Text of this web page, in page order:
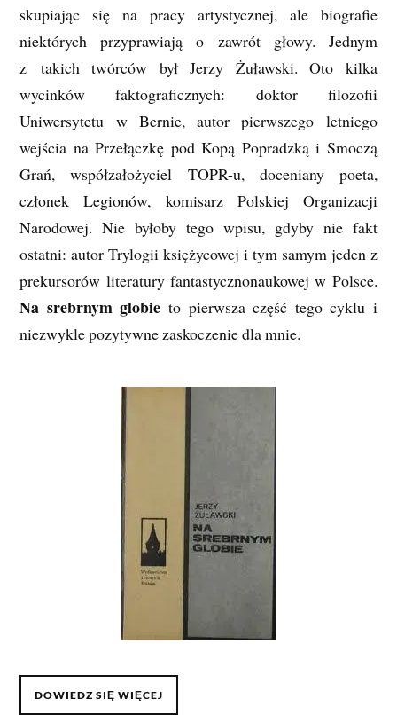
skupiając się na pracy artystycznej, ale biografie
niektórych przyprawiają o zawrót głowy. Jednym
z takich twórców był Jerzy Żuławski. Oto kilka
wycinków faktograficznych: doktor filozofii
Uniwersytetu w Bernie, autor pierwszego letniego
wejścia na Przełączkę pod Kopą Popradzką i Smoczą
Grań, współzałożyciel TOPR-u, doceniany poeta,
członek Legionów, komisarz Polskiej Organizacji
Narodowej. Nie byłoby tego wpisu, gdyby nie fakt
ostatni: autor Trylogii księżycowej i tym samym jeden z
prekursorów literatury fantastycznonaukowej w Polsce.
Na srebrnym globie to pierwsza część tego cyklu i
niezwykle pozytywne zaskoczenie dla mnie.
DOWIEDZ SIĘ WIĘCEJ